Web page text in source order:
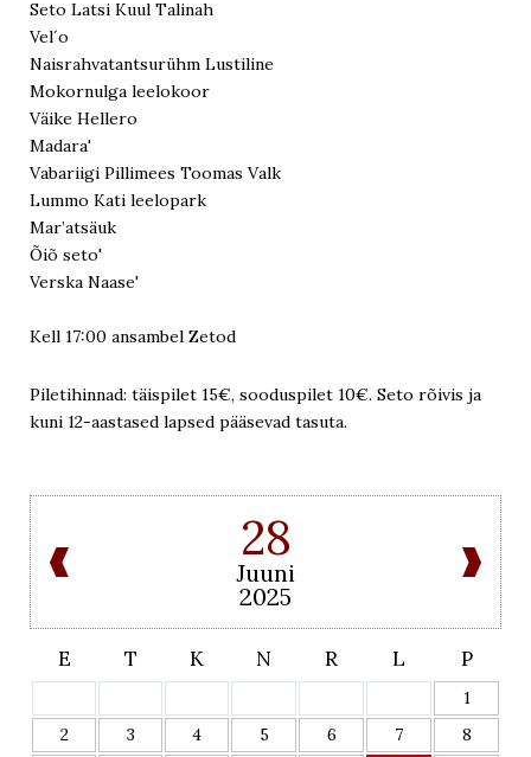
Seto Latsi Kuul Talinah
Vel´o
Naisrahvatantsurühm Lustiline
Mokornulga leelokoor
Väike Hellero
Madara'
Vabariigi Pillimees Toomas Valk
Lummo Kati leelopark
Mar’atsäuk
Õiõ seto'
Verska Naase'
Kell 17:00 ansambel Zetod
Piletihinnad: täispilet 15€, sooduspilet 10€. Seto rõivis ja
kuni 12-aastased lapsed pääsevad tasuta.
28
Juuni
2025
E T K N R L P
1
2
3 4 5 6 7
8